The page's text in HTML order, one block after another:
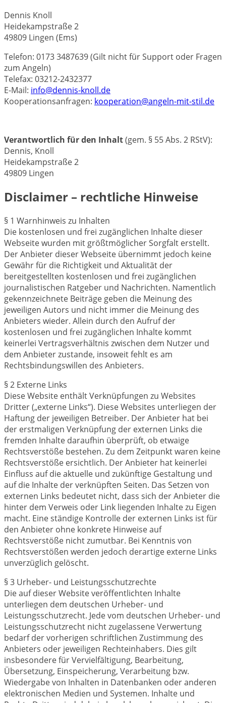
Dennis Knoll
Heidekampstraße 2
49809 Lingen (Ems)
Telefon: 0173 3487639 (Gilt nicht für Support oder Fragen
zum Angeln)
Telefax: 03212-2432377
E-Mail: info@dennis-knoll.de
Kooperationsanfragen: kooperation@angeln-mit-stil.de
Verantwortlich für den Inhalt(gem. § 55 Abs. 2 RStV):
Dennis, Knoll
Heidekampstraße 2
49809 Lingen
Disclaimer – rechtliche Hinweise
§ 1 Warnhinweis zu Inhalten
Die kostenlosen und frei zugänglichen Inhalte dieser
Webseite wurden mit größtmöglicher Sorgfalt erstellt.
Der Anbieter dieser Webseite übernimmt jedoch keine
Gewähr für die Richtigkeit und Aktualität der
bereitgestellten kostenlosen und frei zugänglichen
journalistischen Ratgeber und Nachrichten. Namentlich
gekennzeichnete Beiträge geben die Meinung des
jeweiligen Autors und nicht immer die Meinung des
Anbieters wieder. Allein durch den Aufruf der
kostenlosen und frei zugänglichen Inhalte kommt
keinerlei Vertragsverhältnis zwischen dem Nutzer und
dem Anbieter zustande, insoweit fehlt es am
Rechtsbindungswillen des Anbieters.
§ 2 Externe Links
Diese Website enthält Verknüpfungen zu Websites
Dritter („externe Links“). Diese Websites unterliegen der
Haftung der jeweiligen Betreiber. Der Anbieter hat bei
der erstmaligen Verknüpfung der externen Links die
fremden Inhalte daraufhin überprüft, ob etwaige
Rechtsverstöße bestehen. Zu dem Zeitpunkt waren keine
Rechtsverstöße ersichtlich. Der Anbieter hat keinerlei
Einfluss auf die aktuelle und zukünftige Gestaltung und
auf die Inhalte der verknüpften Seiten. Das Setzen von
externen Links bedeutet nicht, dass sich der Anbieter die
hinter dem Verweis oder Link liegenden Inhalte zu Eigen
macht. Eine ständige Kontrolle der externen Links ist für
den Anbieter ohne konkrete Hinweise auf
Rechtsverstöße nicht zumutbar. Bei Kenntnis von
Rechtsverstößen werden jedoch derartige externe Links
unverzüglich gelöscht.
§ 3 Urheber- und Leistungsschutzrechte
Die auf dieser Website veröffentlichten Inhalte
unterliegen dem deutschen Urheber- und
Leistungsschutzrecht. Jede vom deutschen Urheber- und
Leistungsschutzrecht nicht zugelassene Verwertung
bedarf der vorherigen schriftlichen Zustimmung des
Anbieters oder jeweiligen Rechteinhabers. Dies gilt
insbesondere für Vervielfältigung, Bearbeitung,
Übersetzung, Einspeicherung, Verarbeitung bzw.
Wiedergabe von Inhalten in Datenbanken oder anderen
elektronischen Medien und Systemen. Inhalte und